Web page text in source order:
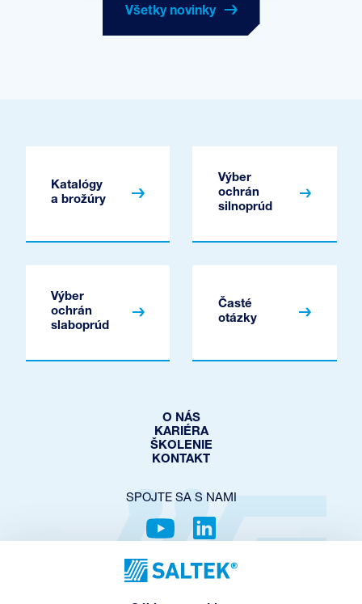
Všetky novinky
Katalógy
a brožúry
Výber
ochrán
silnoprúd
Výber
ochrán
slaboprúd
Časté
otázky
O NÁS
KARIÉRA
ŠKOLENIE
KONTAKT
SPOJTE SA S NAMI
OCHRANA SÚKROMIA